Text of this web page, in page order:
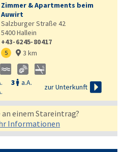
Zimmer & Apartments beim
Auwirt
Salzburger Straße 42
5400Hallein
+43-6245-80417
5  3 km
3  a.A.
zur Unterkunft 
einem Stareintrag?
Informationen